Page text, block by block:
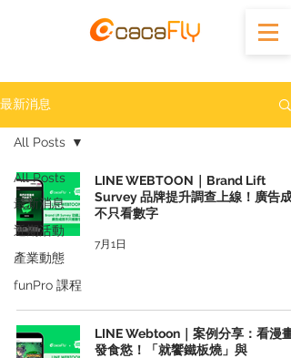
最新消息
All Posts
最新消息
近期活動
產業動態
funPro 課程
All Posts
LINE WEBTOON｜Brand Lift
Survey 品牌提升調查上線！廣告成
不只看數字
7月1日
LINE Webtoon｜案例分享：看漫畫
發食慾！「就饗鐵板燒」與